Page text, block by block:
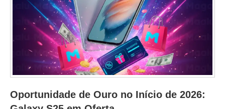
Oportunidade de Ouro no Início de 2026: